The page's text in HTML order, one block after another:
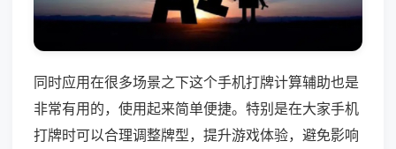
同时应用在很多场景之下这个手机打牌计算辅助也是
非常有用的，使用起来简单便捷。特别是在大家手机
打牌时可以合理调整牌型，提升游戏体验，避免影响